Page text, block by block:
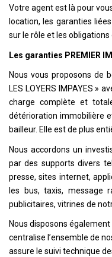
Votre agent est là pour
location, les garanties
sur le rôle et les obligations
Les garanties PREMIER
Nous vous proposons de
LES LOYERS IMPAYES »
charge complète et
détérioration immobilière
bailleur. Elle est de plus
Nous accordons un
par des supports divers
presse, sites internet,
les bus, taxis, message
publicitaires, vitrines de
Nous disposons
centralise l’ensemble de
assure le suivi technique